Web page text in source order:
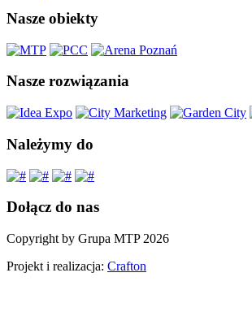
Nasze obiekty
Nasze rozwiązania
Należymy do
Dołącz do nas
Copyright by Grupa MTP 2026
Projekt i realizacja: Crafton